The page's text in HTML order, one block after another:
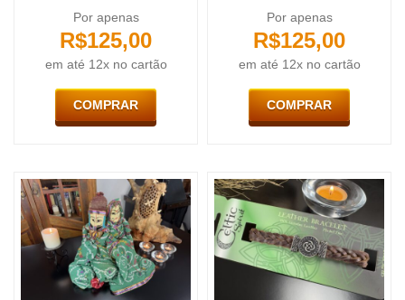
Por apenas
R$125,00
em até 12x no cartão
COMPRAR
Por apenas
R$125,00
em até 12x no cartão
COMPRAR